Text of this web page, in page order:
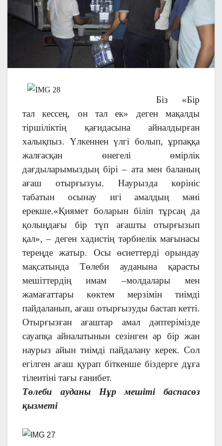
Біз «Бір
тал кессең, он тал ек» деген мақалды
тіршіліктің қағидасына айналдырған
халықпыз. Үлкеннен үлгі болып, ұрпаққа
жалғасқан өнегелі өмірлік
дағдыларымыздың бірі – ата мен баланың
ағаш отырғызуы. Наурызда көрініс
табатын осынау игі амалдың мәні
ерекше.«Қиямет боларын біліп тұрсаң да
қолыңдағы бір түп ағашты отырғызып
қал», – деген хадистің тәрбиелік мағынасы
тереңде жатыр. Осы өсиеттерді орындау
мақсатында Төлеби ауданына қарасты
мешіттердің имам –молдалары мен
жамағаттары көктем мерзімін тиімді
пайдаланып, ағаш отырғызуды бастап кетті.
Отырғызған ағаштар амал дәптерімізде
сауапқа айналатынын сезінген әр бір жан
наурыз айын тиімді пайдалану керек. Сол
егілген ағаш қурап біткенше біздерге дұға
тілеитіні тағы ғанибет.
Төлеби ауданы Нұр мешіті баспасөз
қызметі